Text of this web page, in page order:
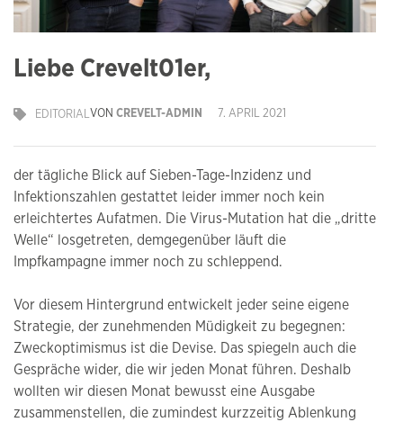
Liebe Crevelt01er,
VON CREVELT-ADMIN 7. APRIL 2021
EDITORIAL
der tägliche Blick auf Sieben-Tage-Inzidenz und
Infektionszahlen gestattet leider immer noch kein
erleichtertes Aufatmen. Die Virus-Mutation hat die „dritte
Welle“ losgetreten, demgegenüber läuft die
Impfkampagne immer noch zu schleppend.
Vor diesem Hintergrund entwickelt jeder seine eigene
Strategie, der zunehmenden Müdigkeit zu begegnen:
Zweckoptimismus ist die Devise. Das spiegeln auch die
Gespräche wider, die wir jeden Monat führen. Deshalb
wollten wir diesen Monat bewusst eine Ausgabe
zusammenstellen, die zumindest kurzzeitig Ablenkung